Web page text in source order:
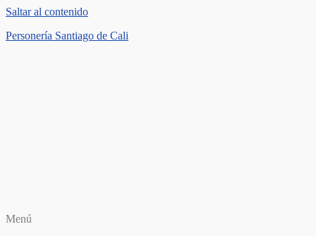
Saltar al contenido
Personería Santiago de Cali
Menú